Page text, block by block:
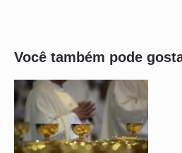
Você também pode